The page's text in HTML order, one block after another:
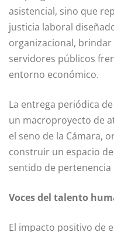
asistencial, sino que
justicia laboral
organizacional,
servidores públicos
entorno económico.
La entrega periódica
un macroproyecto de
el seno de la Cámara,
construir un espacio
sentido de
Voces del talento
El impacto positivo de